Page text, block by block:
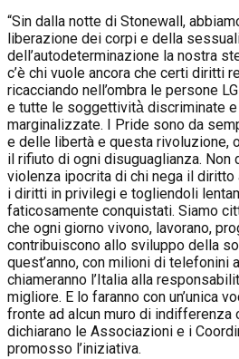
“Sin dalla notte di Stonewall,
liberazione dei corpi e della
dell’autodeterminazione la nostra
c’è chi vuole ancora che certi diritti
ricacciando nell’ombra le persone
e tutte le soggettività̀ discriminate
marginalizzate. I Pride sono da
e delle libertà e questa rivoluzione,
il rifiuto di ogni disuguaglianza. Non
violenza ipocrita di chi nega il
i diritti in privilegi e togliendoli
faticosamente conquistati. Siamo
che ogni giorno vivono, lavorano,
contribuiscono allo sviluppo della
quest’anno, con milioni di telefonini
chiameranno l’Italia alla
migliore. E lo faranno con un’unica
fronte ad alcun muro di indifferenza
dichiarano le Associazioni e i
promosso l’iniziativa.